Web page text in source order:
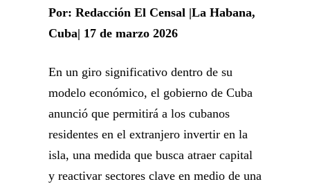
Por: Redacción El Censal |La Habana,
Cuba| 17 de marzo 2026
En un giro significativo dentro de su
modelo económico, el gobierno de Cuba
anunció que permitirá a los cubanos
residentes en el extranjero invertir en la
isla, una medida que busca atraer capital
y reactivar sectores clave en medio de una